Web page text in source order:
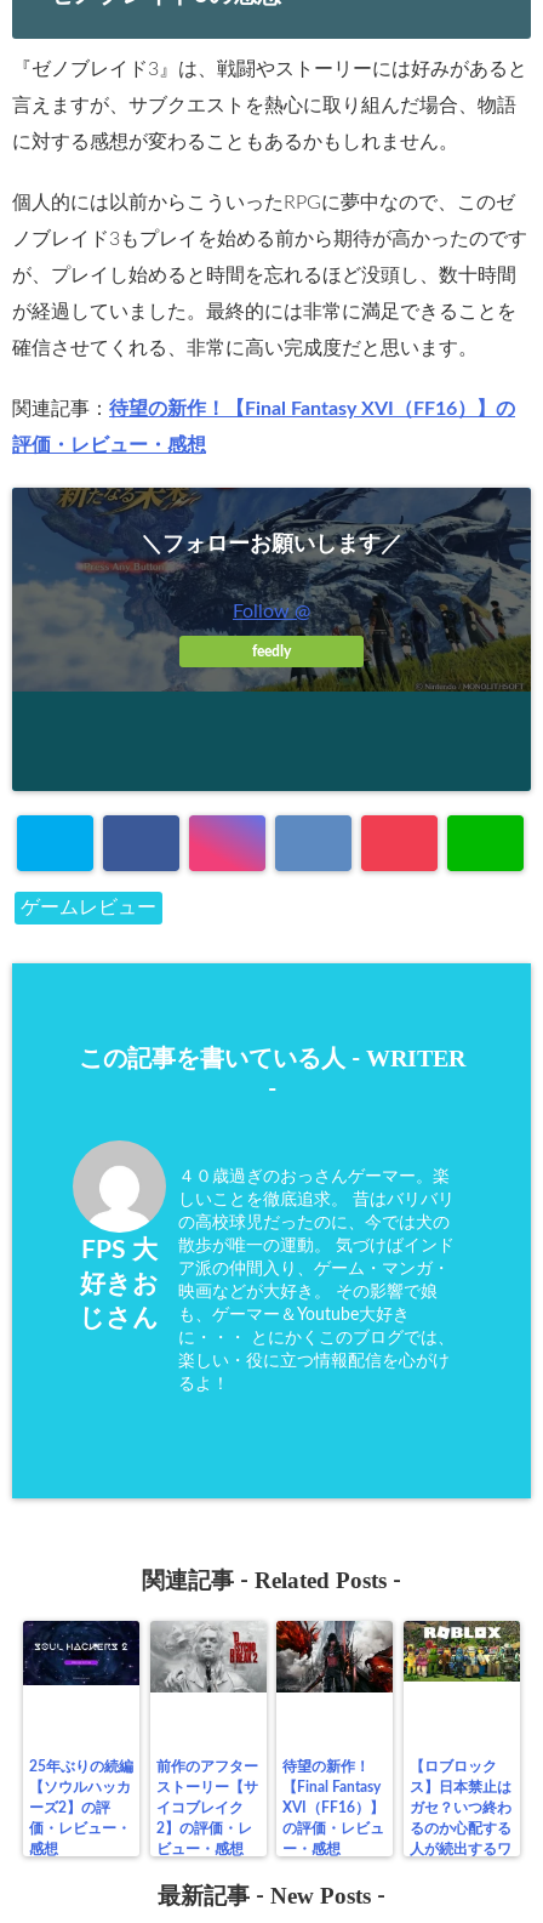
『ゼノブレイド3』は、戦闘やストーリーには好みがあると
言えますが、サブクエストを熱心に取り組んだ場合、物語
に対する感想が変わることもあるかもしれません。
個人的には以前からこういったRPGに夢中なので、このゼ
ノブレイド3もプレイを始める前から期待が高かったのです
が、プレイし始めると時間を忘れるほど没頭し、数十時間
が経過していました。最終的には非常に満足できることを
確信させてくれる、非常に高い完成度だと思います。
関連記事： 待望の新作！【Final Fantasy XVI（FF16）】の
評価・レビュー・感想
＼フォローお願いします／
Follow @
feedly
ゲームレビュー
この記事を書いている人 - WRITER
-
FPS 大
好きお
じさん
４０歳過ぎのおっさんゲーマー。楽
しいことを徹底追求。 昔はバリバリ
の高校球児だったのに、今では犬の
散歩が唯一の運動。 気づけばインド
ア派の仲間入り、ゲーム・マンガ・
映画などが大好き。 その影響で娘
も、ゲーマー＆Youtube大好き
に・・・ とにかくこのブログでは、
楽しい・役に立つ情報配信を心がけ
るよ！
関連記事 - Related Posts -
25年ぶりの続編
【ソウルハッカ
ーズ2】の評
価・レビュー・
感想
前作のアフター
ストーリー【サ
イコブレイク
2】の評価・レ
ビュー・感想
待望の新作！
【Final Fantasy
XVI（FF16）】
の評価・レビュ
ー・感想
【ロブロック
ス】日本禁止は
ガセ？いつ終わ
るのか心配する
人が続出するワ
最新記事 - New Posts -